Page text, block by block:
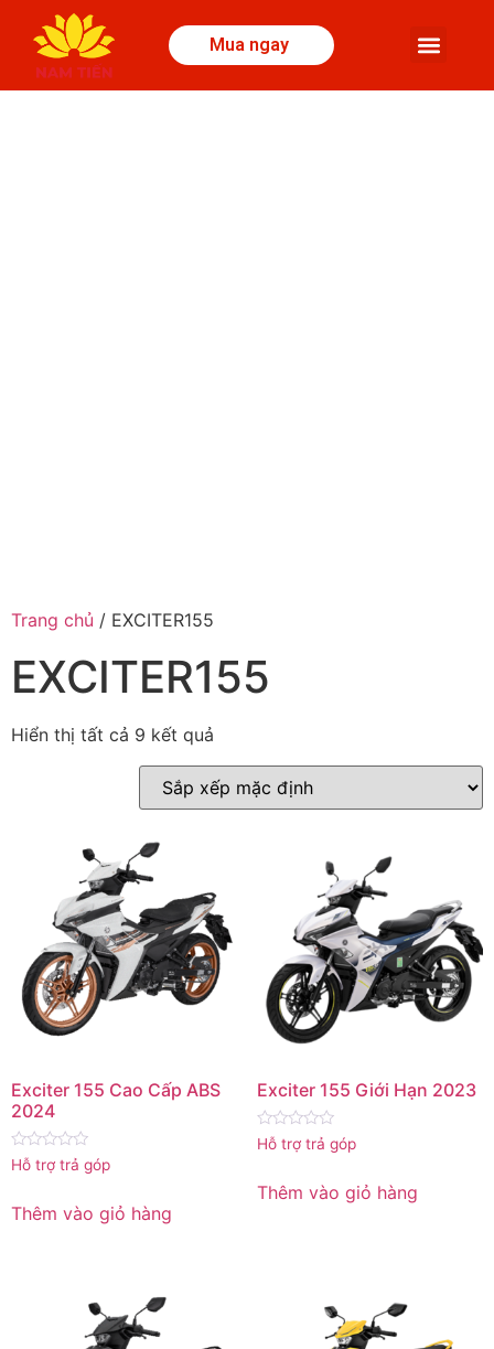
Mua ngay
Trang chủ / EXCITER155
EXCITER155
Hiển thị tất cả 9 kết quả
Exciter 155 Cao Cấp ABS
2024
Được
xếp
5
Hỗ trợ trả góp
Thêm vào giỏ hàng
Exciter 155 Giới Hạn 2023
Được
xếp
5
Hỗ trợ trả góp
Thêm vào giỏ hàng